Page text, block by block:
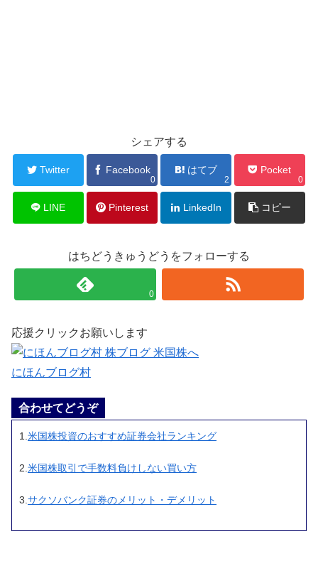
シェアする
Twitter Facebook
0
はてブ
2
Pocket
0
LINE Pinterest LinkedIn コピー
はちどうきゅうどうをフォローする
0
応援クリックお願いします
にほんブログ村
合わせてどうぞ
1. 米国株投資のおすすめ証券会社ランキング
2. 米国株取引で手数料負けしない買い方
3.サクソバンク証券のメリット・デメリット